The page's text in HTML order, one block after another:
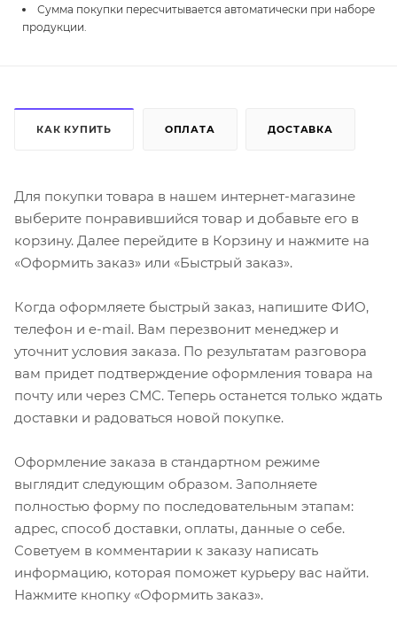
Сумма покупки пересчитывается автоматически при наборе
продукции.
КАК КУПИТЬ ОПЛАТА ДОСТАВКА
Для покупки товара в нашем интернет-магазине
выберите понравившийся товар и добавьте его в
корзину. Далее перейдите в Корзину и нажмите на
«Оформить заказ» или «Быстрый заказ».
Когда оформляете быстрый заказ, напишите ФИО,
телефон и e-mail. Вам перезвонит менеджер и
уточнит условия заказа. По результатам разговора
вам придет подтверждение оформления товара на
почту или через СМС. Теперь останется только ждать
доставки и радоваться новой покупке.
Оформление заказа в стандартном режиме
выглядит следующим образом. Заполняете
полностью форму по последовательным этапам:
адрес, способ доставки, оплаты, данные о себе.
Советуем в комментарии к заказу написать
информацию, которая поможет курьеру вас найти.
Нажмите кнопку «Оформить заказ».